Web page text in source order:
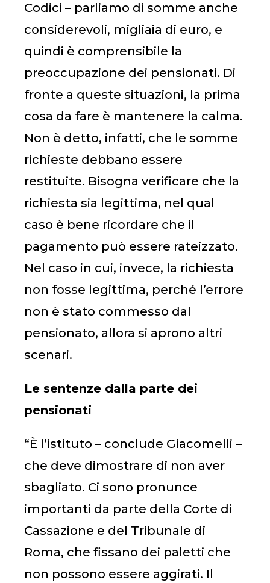
Codici – parliamo di somme anche
considerevoli, migliaia di euro, e
quindi è comprensibile la
preoccupazione dei pensionati. Di
fronte a queste situazioni, la prima
cosa da fare è mantenere la calma.
Non è detto, infatti, che le somme
richieste debbano essere
restituite. Bisogna verificare che la
richiesta sia legittima, nel qual
caso è bene ricordare che il
pagamento può essere rateizzato.
Nel caso in cui, invece, la richiesta
non fosse legittima, perché l’errore
non è stato commesso dal
pensionato, allora si aprono altri
scenari.
Le sentenze dalla parte dei
pensionati
“È l’istituto – conclude Giacomelli –
che deve dimostrare di non aver
sbagliato. Ci sono pronunce
importanti da parte della Corte di
Cassazione e del Tribunale di
Roma, che fissano dei paletti che
non possono essere aggirati. Il